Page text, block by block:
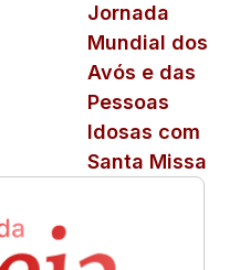
Jornada
Mundial dos
Avós e das
Pessoas
Idosas com
Santa Missa